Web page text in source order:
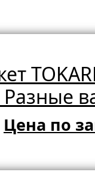
Цена по